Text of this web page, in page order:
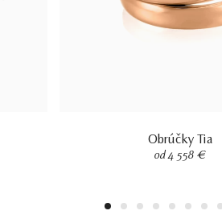
Obrúčky Tia
od 4 558 €
1 2 3 4 5 6 7 8